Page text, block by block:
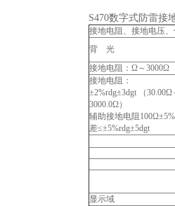
S470数字式防雷接
接地电阻、接地电压
背 光
接地电阻：Ω～3000Ω
接地电阻：
±2%rdg±3dgt （
3000.0Ω）
辅助接地电阻
差≤±5%rdg±5dgt
显示域